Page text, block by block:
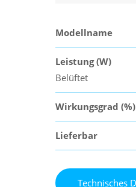
Modellname
Leistung (W)
Belüftet
Wirkungsgrad (%)
Lieferbar